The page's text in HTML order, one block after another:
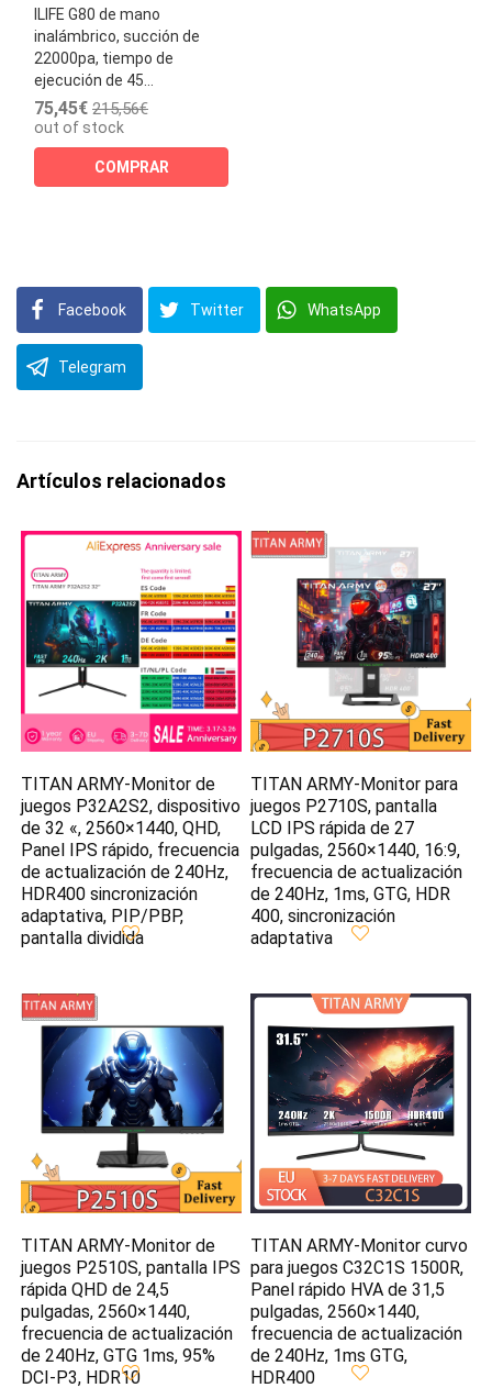
ILIFE G80 de mano
inalámbrico, succión de
22000pa, tiempo de
ejecución de 45...
75,45€ 215,56€
out of stock
COMPRAR
Facebook Twitter WhatsApp
Telegram
Artículos relacionados
TITAN ARMY-Monitor de
juegos P32A2S2, dispositivo
de 32 «, 2560×1440, QHD,
Panel IPS rápido, frecuencia
de actualización de 240Hz,
HDR400 sincronización
adaptativa, PIP/PBP,
pantalla dividida
TITAN ARMY-Monitor para
juegos P2710S, pantalla
LCD IPS rápida de 27
pulgadas, 2560×1440, 16:9,
frecuencia de actualización
de 240Hz, 1ms, GTG, HDR
400, sincronización
adaptativa
TITAN ARMY-Monitor de
juegos P2510S, pantalla IPS
rápida QHD de 24,5
pulgadas, 2560×1440,
frecuencia de actualización
de 240Hz, GTG 1ms, 95%
DCI-P3, HDR10
TITAN ARMY-Monitor curvo
para juegos C32C1S 1500R,
Panel rápido HVA de 31,5
pulgadas, 2560×1440,
frecuencia de actualización
de 240Hz, 1ms GTG,
HDR400